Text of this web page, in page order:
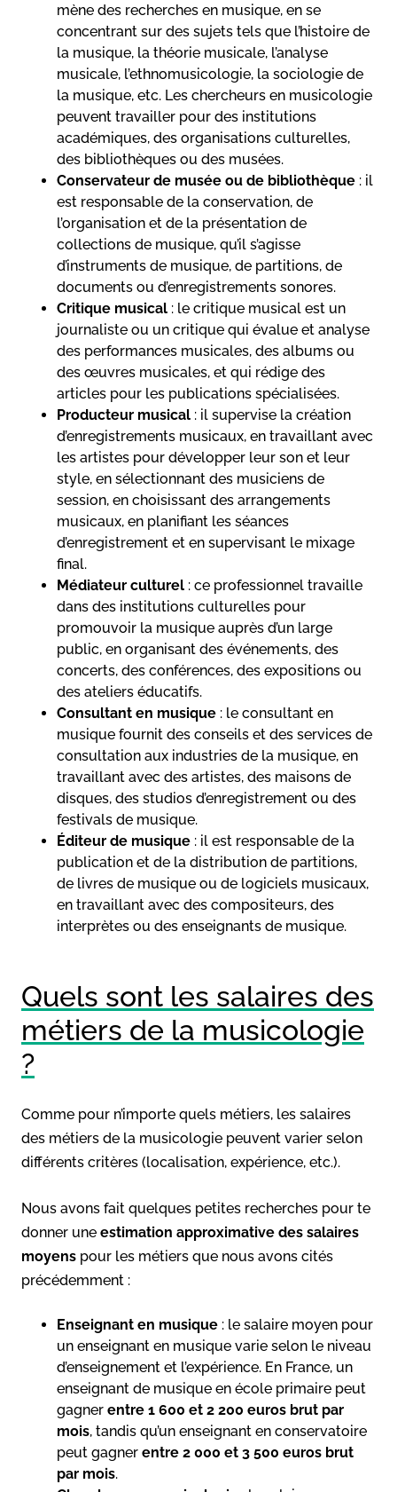
mène des recherches en musique, en se
concentrant sur des sujets tels que l’histoire de
la musique, la théorie musicale, l’analyse
musicale, l’ethnomusicologie, la sociologie de
la musique, etc. Les chercheurs en musicologie
peuvent travailler pour des institutions
académiques, des organisations culturelles,
des bibliothèques ou des musées.
Conservateur de musée ou de bibliothèque : il
est responsable de la conservation, de
l’organisation et de la présentation de
collections de musique, qu’il s’agisse
d’instruments de musique, de partitions, de
documents ou d’enregistrements sonores.
Critique musical : le critique musical est un
journaliste ou un critique qui évalue et analyse
des performances musicales, des albums ou
des œuvres musicales, et qui rédige des
articles pour les publications spécialisées.
Producteur musical : il supervise la création
d’enregistrements musicaux, en travaillant avec
les artistes pour développer leur son et leur
style, en sélectionnant des musiciens de
session, en choisissant des arrangements
musicaux, en planifiant les séances
d’enregistrement et en supervisant le mixage
final.
Médiateur culturel : ce professionnel travaille
dans des institutions culturelles pour
promouvoir la musique auprès d’un large
public, en organisant des événements, des
concerts, des conférences, des expositions ou
des ateliers éducatifs.
Consultant en musique : le consultant en
musique fournit des conseils et des services de
consultation aux industries de la musique, en
travaillant avec des artistes, des maisons de
disques, des studios d’enregistrement ou des
festivals de musique.
Éditeur de musique : il est responsable de la
publication et de la distribution de partitions,
de livres de musique ou de logiciels musicaux,
en travaillant avec des compositeurs, des
interprètes ou des enseignants de musique.
Quels sont les salaires des
métiers de la musicologie
?
Comme pour n’importe quels métiers, les salaires
des métiers de la musicologie peuvent varier selon
différents critères (localisation, expérience, etc.).
Nous avons fait quelques petites recherches pour te
donner une estimation approximative des salaires
moyens pour les métiers que nous avons cités
précédemment :
Enseignant en musique : le salaire moyen pour
un enseignant en musique varie selon le niveau
d’enseignement et l’expérience. En France, un
enseignant de musique en école primaire peut
gagner entre 1 600 et 2 200 euros brut par
mois, tandis qu’un enseignant en conservatoire
peut gagner entre 2 000 et 3 500 euros brut
par mois.